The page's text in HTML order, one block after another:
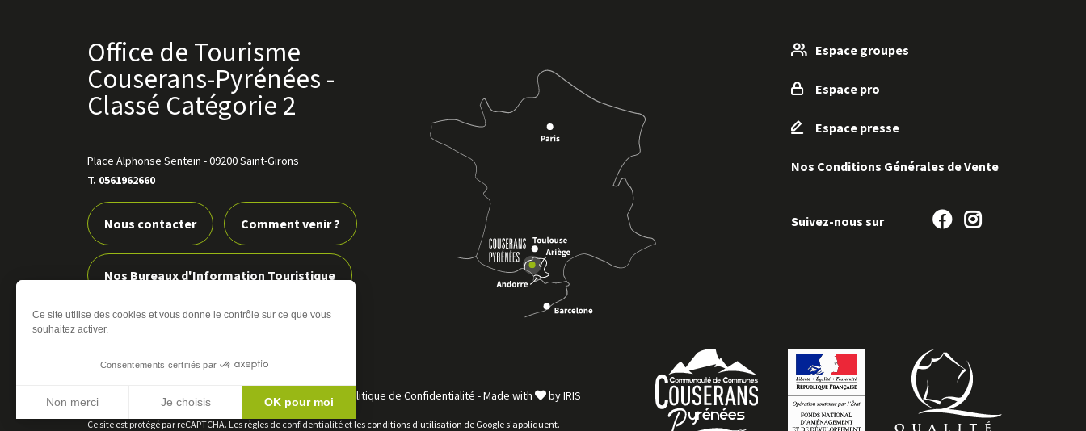
Office de Tourisme
Couserans-Pyrénées -
Classé Catégorie 2
Place Alphonse Sentein -09200 Saint-Girons
T. 0561962660
Nous contacter Comment venir ?
Nos Bureaux d'Information Touristique
Nos boutiques
Espace groupes
Espace pro
Espace presse
Nos Conditions Générales de Vente
Suivez-nous sur
Suivez-Suivez-
Éditer mes cookies - Plan du site Mentions légales Politique de Confidentialité -Made with byIRIS
Interactive
Ce site est protégé par reCAPTCHA. Les règles de confidentialitéet les conditions d'utilisation de Google s'appliquent.
Ce site utilise des cookies et vous donne le contrôle sur ce que vous
souhaitez activer.
Consentements certifiés par
Non merci Je choisis OK pour moi